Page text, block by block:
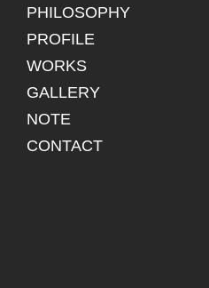
PHILOSOPHY
PROFILE
WORKS
GALLERY
NOTE
CONTACT